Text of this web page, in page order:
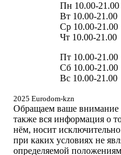
Пн 10.00-21.00
Вт 10.00-21.00
Ср 10.00-21.00
Чт 10.00-21.00
Пт 10.00-21.00
Сб 10.00-21.00
Вс 10.00-21.00
2025 Eurodom-kzn
Обращаем ваше внимание
также вся информация о
нём, носит
при каких условиях не
определяемой